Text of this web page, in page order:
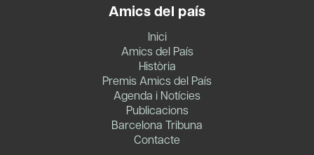
Amics del país
Inici
Amics del País
Història
Premis Amics del País
Agenda i Notícies
Publicacions
Barcelona Tribuna
Contacte